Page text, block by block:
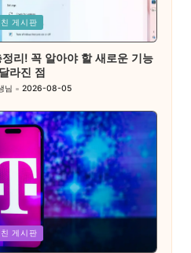
친 게시판
리! 꼭 알아야 할 새로운 기능
라진 점
님 2026-08-05
친 게시판